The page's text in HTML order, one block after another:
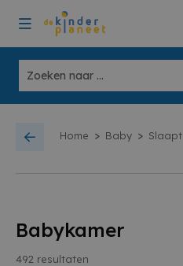
Home > Baby > Slaapt
Babykamer
492 resultaten